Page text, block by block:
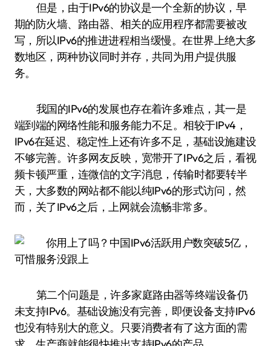
但是，由于IPv6的协议是一个全新的协议，早
期的防火墙、路由器、相关的应用程序都需要被改
写，所以IPv6的推进进程相当缓慢。在世界上绝大多
数地区，两种协议同时并存，共同为用户提供服
务。
我国的IPv6的发展也存在着许多难点，其一是
端到端的网络性能和服务能力不足。相较于IPv4，
IPv6在延迟、稳定性上还有许多不足，基础设施建设
不够完善。许多网友反映，宽带开了IPv6之后，看视
频卡顿严重，连微信的文字消息，传输时都要转半
天，大多数的网站都不能以纯IPv6的形式访问，然
而，关了IPv6之后，上网就会流畅非常多。
第二个问题是，许多家庭路由器等终端设备仍
未支持IPv6。基础设施没有完善，即便设备支持IPv6
也没有特别大的意义。只要消费者有了这方面的需